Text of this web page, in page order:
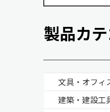
製品カ
文具・オフィ
建築・建設工